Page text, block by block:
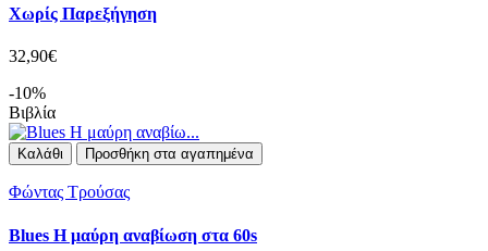
Χωρίς Παρεξήγηση
32,90€
-10%
Βιβλία
Καλάθι Προσθήκη στα αγαπημένα
Φώντας Τρούσας
Blues Η μαύρη αναβίωση στα 60s